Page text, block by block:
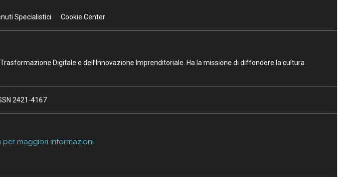
Specialistici Cookie Center
Digitale e dell’Innovazione Imprenditoriale. Ha la missione di diffondere la cultura
2421-4167
maggiori informazioni